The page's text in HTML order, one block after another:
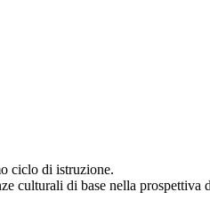
ciclo di istruzione.
culturali di base nella prospettiva